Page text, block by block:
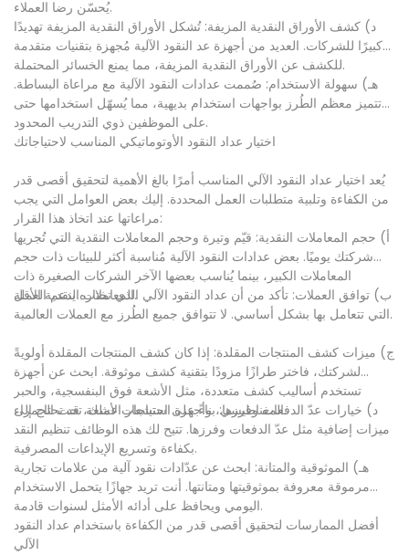
يُحسّن رضا العملاء.
د) كشف الأوراق النقدية المزيفة: تُشكل الأوراق النقدية المزيفة تهديدًا
كبيرًا للشركات. العديد من أجهزة عد النقود الآلية مُجهزة بتقنيات متقدمة
للكشف عن الأوراق النقدية المزيفة، مما يمنع الخسائر المحتملة.
هـ) سهولة الاستخدام: صُممت عدادات النقود الآلية مع مراعاة البساطة.
تتميز معظم الطُرز بواجهات استخدام بديهية، مما يُسهّل استخدامها حتى
على الموظفين ذوي التدريب المحدود.
اختيار عداد النقود الأوتوماتيكي المناسب لاحتياجاتك
يُعد اختيار عداد النقود الآلي المناسب أمرًا بالغ الأهمية لتحقيق أقصى قدر
من الكفاءة وتلبية متطلبات العمل المحددة. إليك بعض العوامل التي يجب
مراعاتها عند اتخاذ هذا القرار:
أ) حجم المعاملات النقدية: قيّم وتيرة وحجم المعاملات النقدية التي تُجريها
شركتك يوميًا. بعض عدادات النقود الآلية مُناسبة أكثر للبيئات ذات حجم
المعاملات الكبير، بينما يُناسب بعضها الآخر الشركات الصغيرة ذات
المعاملات النقدية الأقل.
ب) توافق العملات: تأكد من أن عداد النقود الآلي الذي تختاره يدعم العملة
التي تتعامل بها بشكل أساسي. لا تتوافق جميع الطُرز مع العملات العالمية.
ج) ميزات كشف المنتجات المقلدة: إذا كان كشف المنتجات المقلدة أولويةً
لشركتك، فاختر طرازًا مزودًا بتقنية كشف موثوقة. ابحث عن أجهزة
تستخدم أساليب كشف متعددة، مثل الأشعة فوق البنفسجية، والحبر
المغناطيسي، وأجهزة استشعار الأشعة تحت الحمراء.
د) خيارات عدّ الدفعات وفرزها: بناءً على احتياجات عملك، قد تحتاج إلى
ميزات إضافية مثل عدّ الدفعات وفرزها. تتيح لك هذه الوظائف تنظيم النقد
بكفاءة وتسريع الإيداعات المصرفية.
هـ) الموثوقية والمتانة: ابحث عن عدّادات نقود آلية من علامات تجارية
مرموقة معروفة بموثوقيتها ومتانتها. أنت تريد جهازًا يتحمل الاستخدام
اليومي ويحافظ على أدائه الأمثل لسنوات قادمة.
أفضل الممارسات لتحقيق أقصى قدر من الكفاءة باستخدام عداد النقود
الآلي